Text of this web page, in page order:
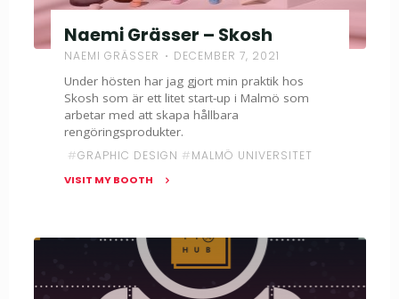
Naemi Grässer – Skosh
NAEMI GRÄSSER DECEMBER 7, 2021
Under hösten har jag gjort min praktik hos
Skosh som är ett litet start-up i Malmö som
arbetar med att skapa hållbara
rengöringsprodukter.
#GRAPHIC DESIGN #MALMÖ UNIVERSITET
VISIT MY BOOTH
–